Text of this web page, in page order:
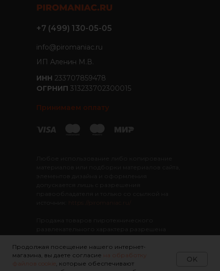
Продолжая посещение нашего интернет-
магазина, вы даете согласие на обработку
файлов cookie , которые обеспечивают
OK
+7 (499) 130-05-05
info@piromaniac.ru
Принимаем оплату
лицам старше 16 лет
Интернет-Магазин"ПироМаньяк". Все права
защищены
ИП Аленин М.В.
ИНН 233707859478
ОГРНИП 313233702300015